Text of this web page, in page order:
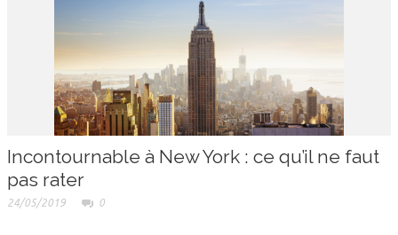
Incontournable à New York : ce qu’il ne faut
pas rater
24/05/2019 0